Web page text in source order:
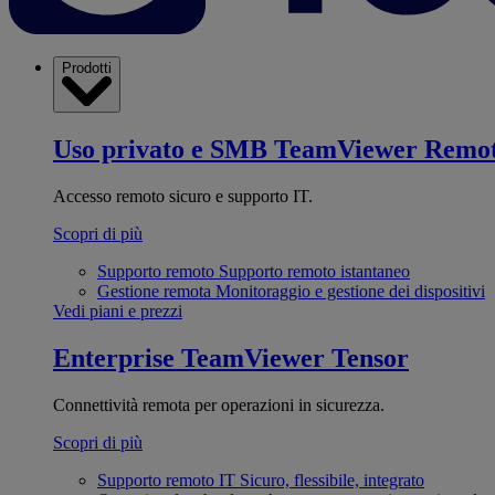
Prodotti
Uso privato e SMB TeamViewer
Accesso remoto sicuro e supporto IT.
Scopri di più
Supporto remoto Supporto remoto istantaneo
Gestione remota Monitoraggio e gestione dei dispositivi
Vedi piani e prezzi
Enterprise TeamViewer Tensor
Connettività remota per operazioni in sicurezza.
Scopri di più
Supporto remoto IT Sicuro, flessibile, integrato